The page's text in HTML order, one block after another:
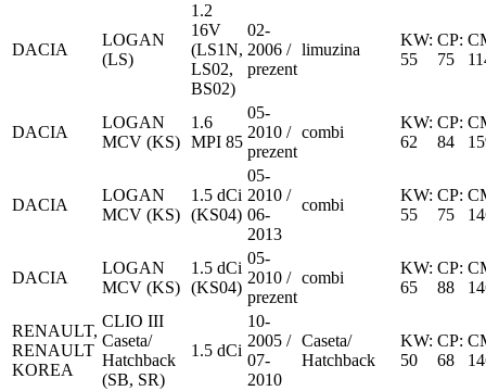
DACIA
LOGAN
(LS)
1.2
16V
(LS1N,
LS02,
BS02)
02-
2006 /
prezent
limuzina
KW:
55
CP:
75
DACIA
LOGAN
MCV (KS)
1.6
MPI 85
05-
2010 /
prezent
combi
KW:
62
CP:
84
DACIA
LOGAN
MCV (KS)
1.5 dCi
(KS04)
05-
2010 /
06-
2013
combi
KW:
55
CP:
75
DACIA
LOGAN
MCV (KS)
1.5 dCi
(KS04)
05-
2010 /
prezent
combi
KW:
65
CP:
88
RENAULT,
RENAULT
KOREA
CLIO III
Caseta/
Hatchback
(SB, SR)
1.5 dCi
10-
2005 /
07-
2010
Caseta/
Hatchback
KW:
50
CP:
68